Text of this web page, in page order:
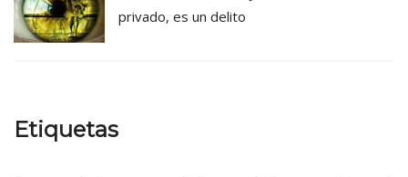
privado, es un delito
Etiquetas